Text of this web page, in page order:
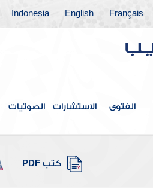
Français
English
Indonesia
الفتوى الاستشارات الصوتيات
كتب PDF